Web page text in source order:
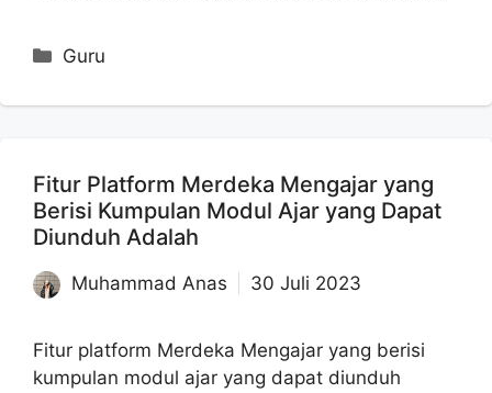
Kategori
Guru
Fitur Platform Merdeka Mengajar yang
Berisi Kumpulan Modul Ajar yang Dapat
Diunduh Adalah
Muhammad Anas 30 Juli 2023
Fitur platform Merdeka Mengajar yang berisi
kumpulan modul ajar yang dapat diunduh